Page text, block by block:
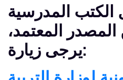
الكتب المدرسية
المعتمد،
يرجى زيارة: